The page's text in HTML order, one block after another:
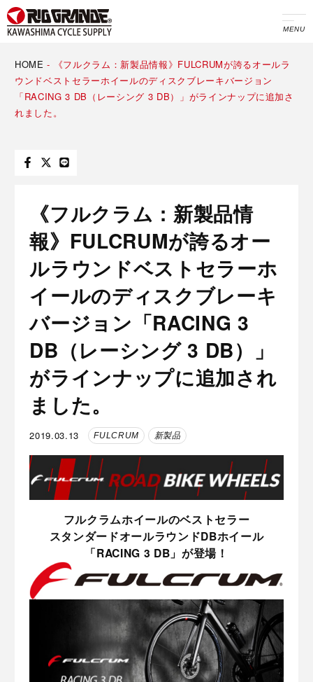
MENU
HOME -
《フルクラム：新製品情報》FULCRUMが誇るオールラ
ウンドベストセラーホイールのディスクブレーキバージョン
「RACING 3 DB（レーシング 3 DB）」がラインナップに追加さ
れました。
《フルクラム：新製品情
報》FULCRUMが誇るオー
ルラウンドベストセラーホ
イールのディスクブレーキ
バージョン「RACING 3
DB（レーシング 3 DB）」
がラインナップに追加され
ました。
2019.03.13 FULCRUM 新製品
フルクラムホイールのベストセラー
スタンダードオールラウンドDBホイール
「RACING 3 DB」が登場！